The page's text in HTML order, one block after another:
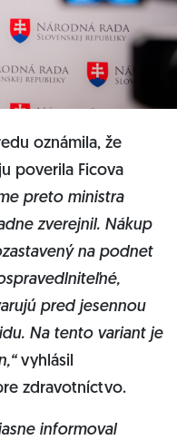
oznámila, že
poverila Ficova
preto ministra
zverejnil. Nákup
na podnet
pred jesennou
Na tento variant je
vyhlásil
zdravotníctvo.
informoval